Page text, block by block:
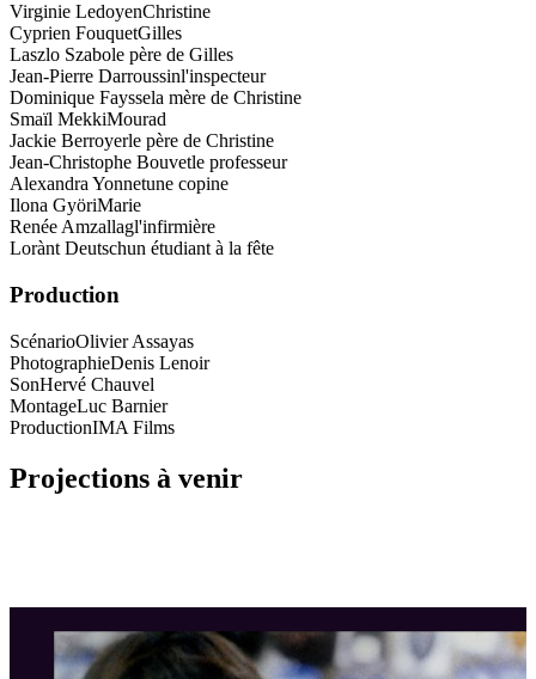
Virginie LedoyenChristine
Cyprien FouquetGilles
Laszlo Szabole père de Gilles
Jean-Pierre Darroussinl'inspecteur
Dominique Fayssela mère de Christine
Smaïl MekkiMourad
Jackie Berroyerle père de Christine
Jean-Christophe Bouvetle professeur
Alexandra Yonnetune copine
Ilona GyöriMarie
Renée Amzallagl'infirmière
Lorànt Deutschun étudiant à la fête
Production
ScénarioOlivier Assayas
PhotographieDenis Lenoir
SonHervé Chauvel
MontageLuc Barnier
ProductionIMA Films
Projections à venir